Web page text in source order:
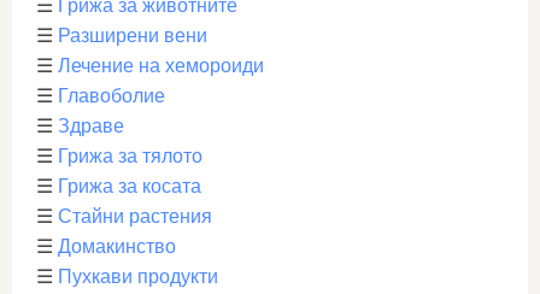
☰ Грижа за животните
☰ Разширени вени
☰ Лечение на хемороиди
☰ Главоболие
☰ Здраве
☰ Грижа за тялото
☰ Грижа за косата
☰ Стайни растения
☰ Домакинство
☰ Пухкави продукти